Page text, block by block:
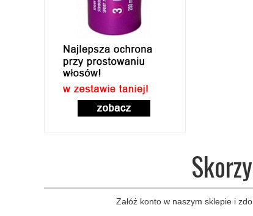
Załóż konto w naszym sklepie i